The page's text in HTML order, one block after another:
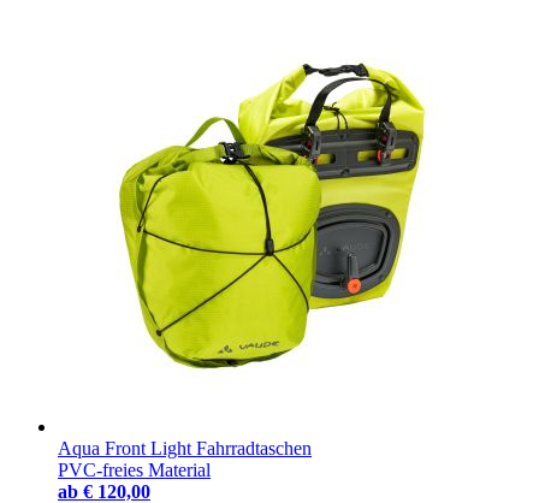
Aqua Front Light Fahrradtaschen
PVC-freies Material
ab € 120,00